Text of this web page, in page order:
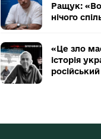
Ращук:
нічого
«Це зло
історія